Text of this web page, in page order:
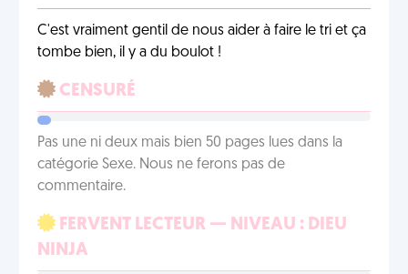
C'est vraiment gentil de nous aider à faire le tri et ça
tombe bien, il y a du boulot !
CENSURÉ
Pas une ni deux mais bien 50 pages lues dans la
catégorie Sexe. Nous ne ferons pas de
commentaire.
FERVENT LECTEUR — NIVEAU : DIEU
NINJA